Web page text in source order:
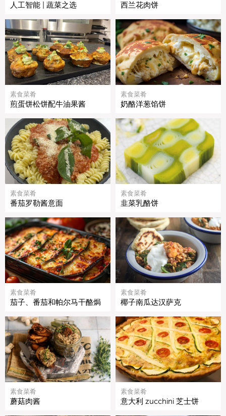
人工智能 | 蔬菜之选 西兰花肉饼
素食菜肴
煎蛋饼松饼配牛油果酱
素食菜肴
奶酪洋葱馅饼
素食菜肴
番茄罗勒酱意面
素食菜肴
韭菜乳酪饼
素食菜肴
茄子、番茄和帕尔马干酪焗
素食菜肴
椰子南瓜达汉萨克
素食菜肴
蘑菇肉酱
素食菜肴
意大利 zucchini 芝士饼